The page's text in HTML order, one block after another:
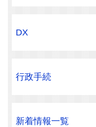
DX
行政手続
新着情報一覧